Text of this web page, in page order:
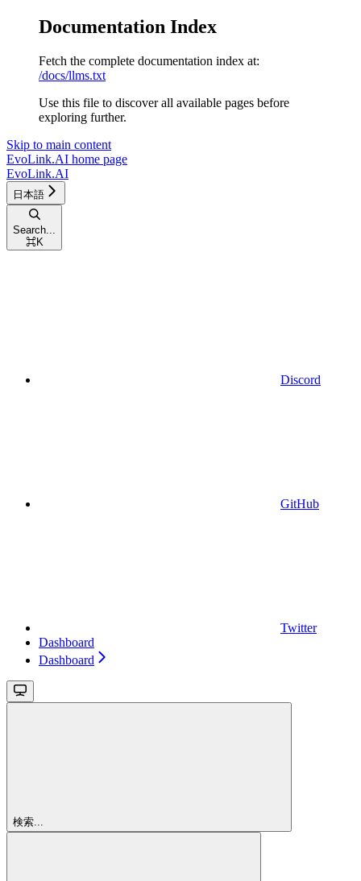
Documentation Index
Fetch the complete documentation index at:
/docs/llms.txt
Use this file to discover all available pages before
exploring further.
Skip to main content
EvoLink.AI home page
EvoLink.AI
日本語
Search...
⌘K
Discord
GitHub
Twitter
Dashboard
Dashboard
検索...